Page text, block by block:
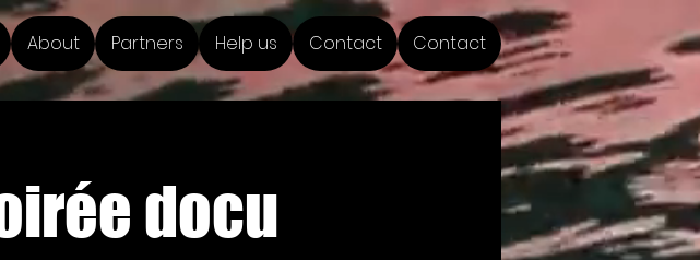
About Partners Help us Contact Contact
docu